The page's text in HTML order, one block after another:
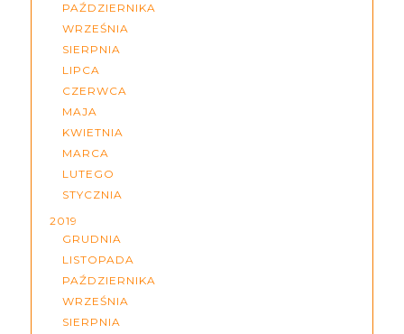
PAŹDZIERNIKA
WRZEŚNIA
SIERPNIA
LIPCA
CZERWCA
MAJA
KWIETNIA
MARCA
LUTEGO
STYCZNIA
2019
GRUDNIA
LISTOPADA
PAŹDZIERNIKA
WRZEŚNIA
SIERPNIA